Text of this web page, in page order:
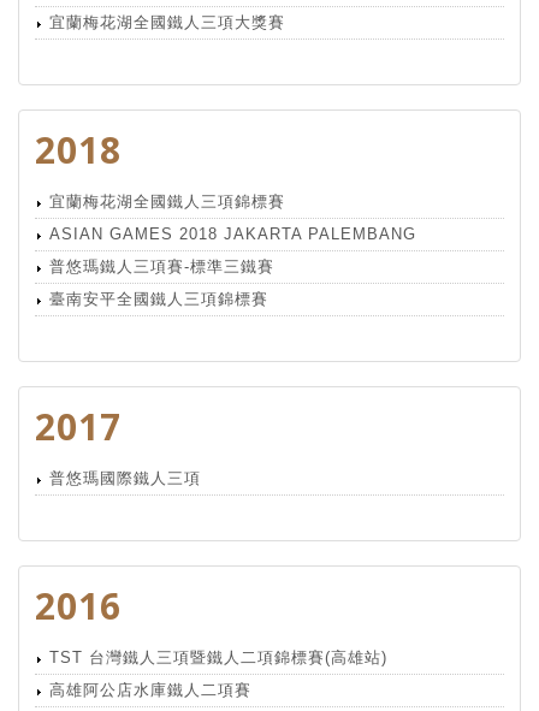
宜蘭梅花湖全國鐵人三項大獎賽
2018
宜蘭梅花湖全國鐵人三項錦標賽
ASIAN GAMES 2018 JAKARTA PALEMBANG
普悠瑪鐵人三項賽-標準三鐵賽
臺南安平全國鐵人三項錦標賽
2017
普悠瑪國際鐵人三項
2016
TST 台灣鐵人三項暨鐵人二項錦標賽(高雄站)
高雄阿公店水庫鐵人二項賽